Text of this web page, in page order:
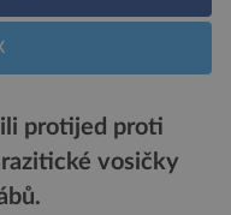
protijed proti
vosičky